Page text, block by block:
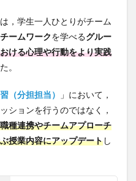
は，学生一人ひとりがチーム
チームワークを学べるグルー
ける心理や行動をより実践
。
（分担担当）
」において，
ションを行うのではなく，
種連携やチームアプローチ
授業内容にアップデートし